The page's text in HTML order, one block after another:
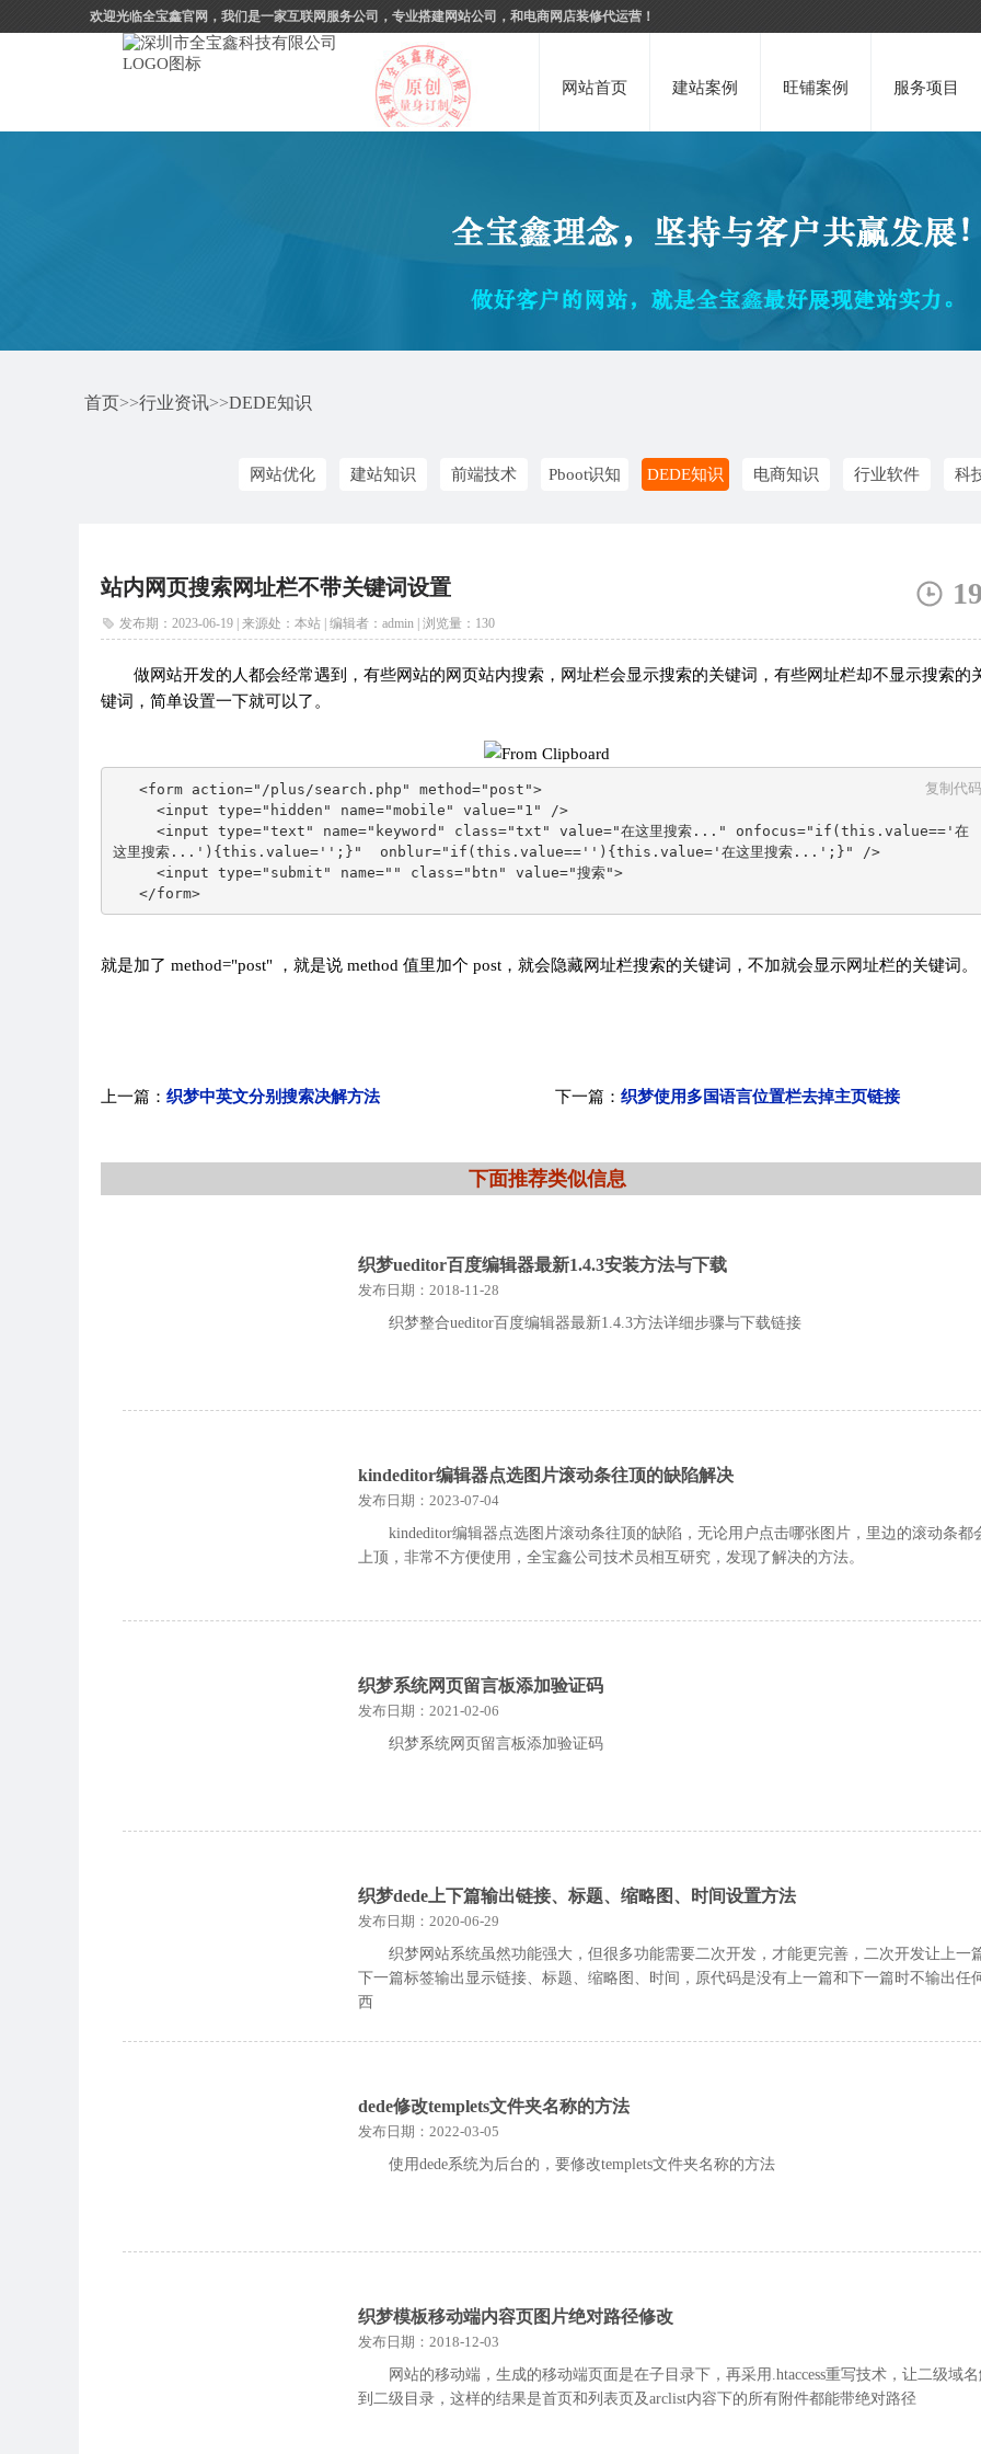
欢迎光临全宝鑫官网，我们是一家互联网服务公司，专业搭建网站公司，和电商网店装修代运营！
网站首页 建站案例 旺铺案例 服务项目
首页>>行业资讯>>DEDE知识
网站优化 建站知识 前端技术 Pboot识知 DEDE知识 电商知识 行业软件 科
站内网页搜索网址栏不带关键词设置
发布期：2023-06-19 | 来源处：本站 | 编辑者：admin | 浏览量： 130
做网站开发的人都会经常遇到，有些网站的网页站内搜索，网址栏会显示搜索的关键词，有些网址栏却不显示搜索的
键词，简单设置一下就可以了。
复制代码
<form action="/plus/search.php" method="post">
<input type="hidden" name="mobile" value="1" />
<input type="text" name="keyword" class="txt" value="在这里搜索..." onfocus="if(this.value=='在
这里搜索...'){this.value='';}"  onblur="if(this.value==''){this.value='在这里搜索...';}" />
<input type="submit" name="" class="btn" value="搜索">
</form>
就是加了 method="post" ，就是说 method 值里加个 post，就会隐藏网址栏搜索的关键词，不加就会显示网址栏的关键词。
上一篇： 织梦中英文分别搜索决解方法 下一篇： 织梦使用多国语言位置栏去掉主页链接
下面推荐类似信息
织梦ueditor百度编辑器最新1.4.3安装方法与下载
发布日期：2018-11-28
织梦整合ueditor百度编辑器最新1.4.3方法详细步骤与下载链接
kindeditor编辑器点选图片滚动条往顶的缺陷解决
发布日期：2023-07-04
kindeditor编辑器点选图片滚动条往顶的缺陷，无论用户点击哪张图片，里边的滚动条都
上顶，非常不方便使用，全宝鑫公司技术员相互研究，发现了解决的方法。
织梦系统网页留言板添加验证码
发布日期：2021-02-06
织梦系统网页留言板添加验证码
织梦dede上下篇输出链接、标题、缩略图、时间设置方法
发布日期：2020-06-29
织梦网站系统虽然功能强大，但很多功能需要二次开发，才能更完善，二次开发让上一
下一篇标签输出显示链接、标题、缩略图、时间，原代码是没有上一篇和下一篇时不输出任
西
dede修改templets文件夹名称的方法
发布日期：2022-03-05
使用dede系统为后台的，要修改templets文件夹名称的方法
织梦模板移动端内容页图片绝对路径修改
发布日期：2018-12-03
网站的移动端，生成的移动端页面是在子目录下，再采用.htaccess重写技术，让二级域
到二级目录，这样的结果是首页和列表页及arclist内容下的所有附件都能带绝对路径